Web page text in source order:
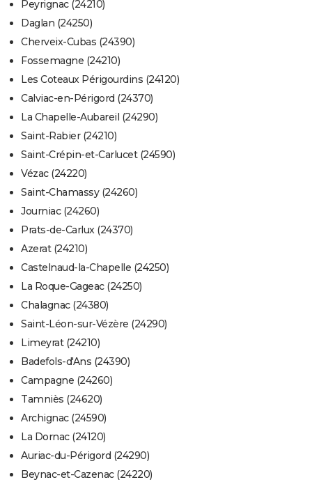
Peyrignac (24210)
Daglan (24250)
Cherveix-Cubas (24390)
Fossemagne (24210)
Les Coteaux Périgourdins (24120)
Calviac-en-Périgord (24370)
La Chapelle-Aubareil (24290)
Saint-Rabier (24210)
Saint-Crépin-et-Carlucet (24590)
Vézac (24220)
Saint-Chamassy (24260)
Journiac (24260)
Prats-de-Carlux (24370)
Azerat (24210)
Castelnaud-la-Chapelle (24250)
La Roque-Gageac (24250)
Chalagnac (24380)
Saint-Léon-sur-Vézère (24290)
Limeyrat (24210)
Badefols-d'Ans (24390)
Campagne (24260)
Tamniès (24620)
Archignac (24590)
La Dornac (24120)
Auriac-du-Périgord (24290)
Beynac-et-Cazenac (24220)